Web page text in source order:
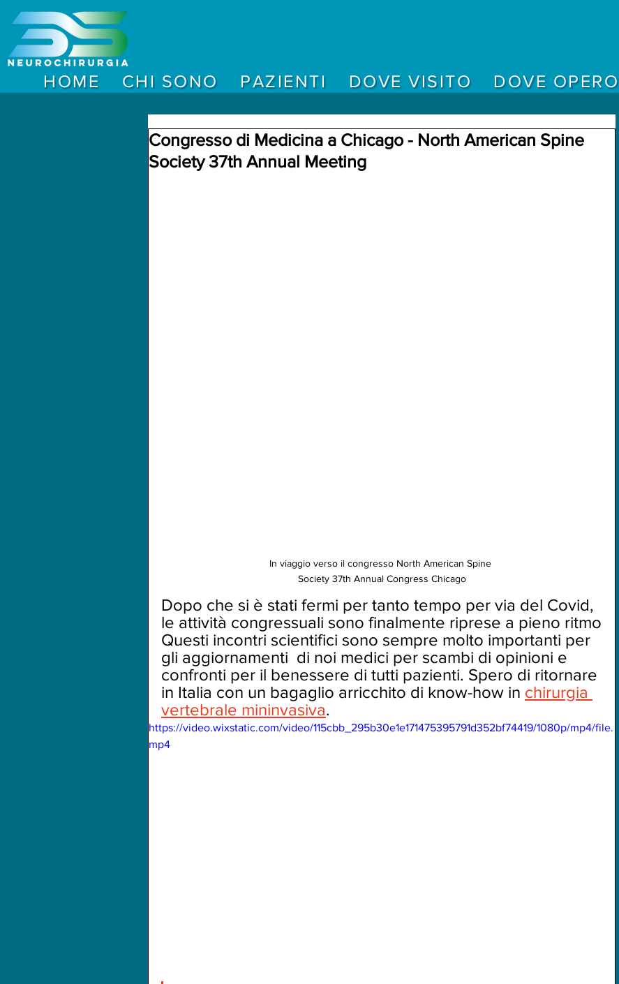
HOME CHI SONO PAZIENTI DOVE VISITO DOVE OPERO
Congresso di Medicina a Chicago - North American Spine
Society 37th Annual Meeting
In viaggio verso il congresso North American Spine
Society 37th Annual Congress Chicago
Dopo che si è stati fermi per tanto tempo per via del Covid,
le attività congressuali sono finalmente riprese a pieno ritmo
Questi incontri scientifici sono sempre molto importanti per
gli aggiornamenti  di noi medici per scambi di opinioni e
confronti per il benessere di tutti pazienti. Spero di ritornare
in Italia con un bagaglio arricchito di know-how in chirurgia
vertebrale mininvasiva.
https://video.wixstatic.com/video/115cbb_295b30e1e171475395791d352bf74419/1080p/mp4/file.
mp4